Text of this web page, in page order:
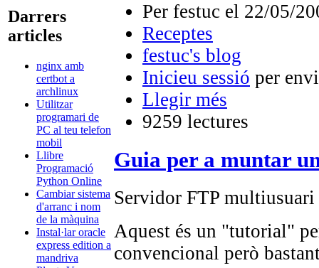
Darrers
articles
nginx amb
certbot a
archlinux
Utilitzar
programari de
PC al teu telefon
mobil
Llibre
Programació
Python Online
Cambiar sistema
d'arranc i nom
de la màquina
Instal·lar oracle
express edition a
mandriva
Per festuc el 22/05/
Receptes
festuc's blog
Inicieu sessió per
Llegir més
9259 lectures
Guia per a muntar
Servidor FTP
Aquest és un "tutorial"
convencional però